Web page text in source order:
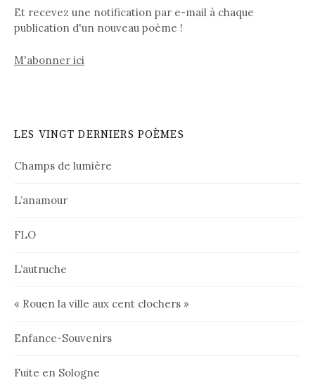
Et recevez une notification par e-mail à chaque
publication d'un nouveau poème !
M'abonner ici
LES VINGT DERNIERS POÈMES
Champs de lumière
L’anamour
FLO
L’autruche
« Rouen la ville aux cent clochers »
Enfance-Souvenirs
Fuite en Sologne